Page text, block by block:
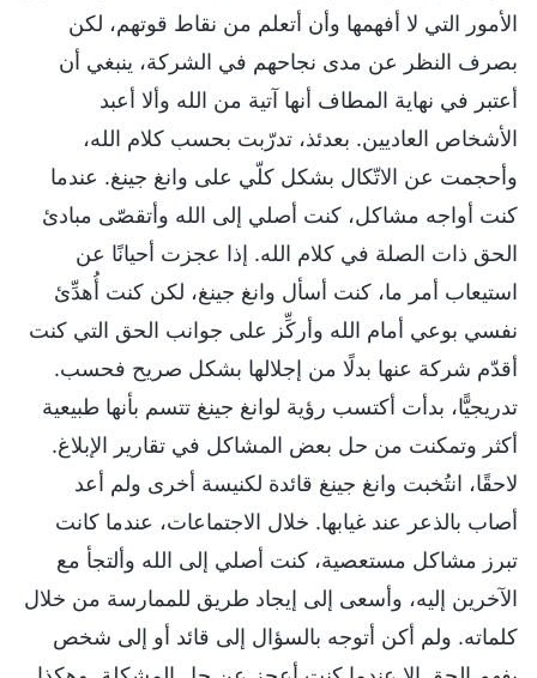
الأمور التي لا أفهمها وأن أتعلم من نقاط قوتهم، لكن
بصرف النظر عن مدى نجاحهم في الشركة، ينبغي أن
أعتبر في نهاية المطاف أنها آتية من الله وألا أعبد
الأشخاص العاديين. بعدئذ، تدرّبت بحسب كلام الله،
وأحجمت عن الاتّكال بشكل كلّي على وانغ جينغ. عندما
كنت أواجه مشاكل، كنت أصلي إلى الله وأتقصّى مبادئ
الحق ذات الصلة في كلام الله. إذا عجزت أحيانًا عن
استيعاب أمر ما، كنت أسأل وانغ جينغ، لكن كنت أُهدِّئ
نفسي بوعي أمام الله وأركِّز على جوانب الحق التي كنت
أقدّم شركة عنها بدلًا من إجلالها بشكل صريح فحسب.
تدريجيًّا، بدأت أكتسب رؤية لوانغ جينغ تتسم بأنها طبيعية
أكثر وتمكنت من حل بعض المشاكل في تقارير الإبلاغ.
لاحقًا، انتُخبت وانغ جينغ قائدة لكنيسة أخرى ولم أعد
أصاب بالذعر عند غيابها. خلال الاجتماعات، عندما كانت
تبرز مشاكل مستعصية، كنت أصلي إلى الله وألتجأ مع
الآخرين إليه، وأسعى إلى إيجاد طريق للممارسة من خلال
كلماته. ولم أكن أتوجه بالسؤال إلى قائد أو إلى شخص